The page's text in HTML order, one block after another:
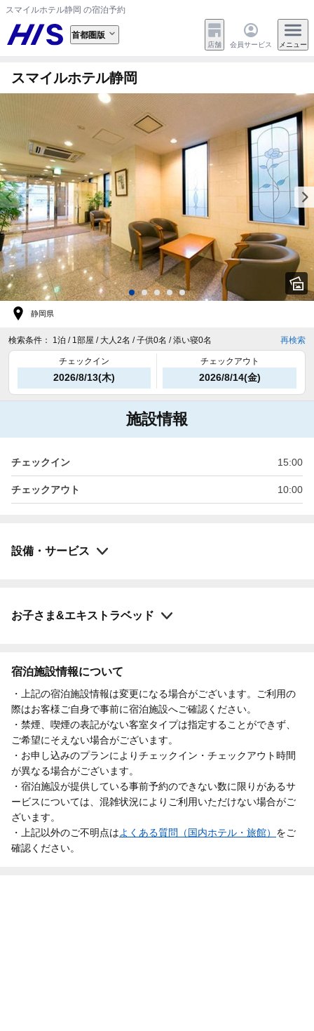
スマイルホテル静岡 の宿泊予約
首都圏版
店舗 会員サービス メニュー
スマイルホテル静岡
静岡県
検索条件： 1泊 / 1部屋 / 大人2名 / 子供0名 / 添い寝0名 再検索
チェックイン
2026/8/13(木)
チェックアウト
2026/8/14(金)
施設情報
チェックイン 15:00
チェックアウト 10:00
設備・サービス
お子さま&エキストラベッド
宿泊施設情報について
・上記の宿泊施設情報は変更になる場合がございます。ご利用の
際はお客様ご自身で事前に宿泊施設へご確認ください。
・禁煙、喫煙の表記がない客室タイプは指定することができず、
ご希望にそえない場合がございます。
・お申し込みのプランによりチェックイン・チェックアウト時間
が異なる場合がございます。
・宿泊施設が提供している事前予約のできない数に限りがあるサ
ービスについては、混雑状況によりご利用いただけない場合がご
ざいます。
・上記以外のご不明点はよくある質問（国内ホテル・旅館） をご
確認ください。